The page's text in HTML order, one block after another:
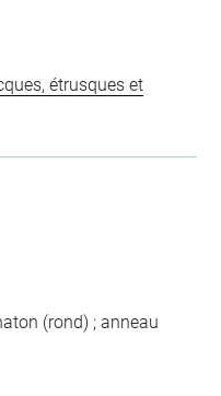
étrusques et
(rond) ; anneau